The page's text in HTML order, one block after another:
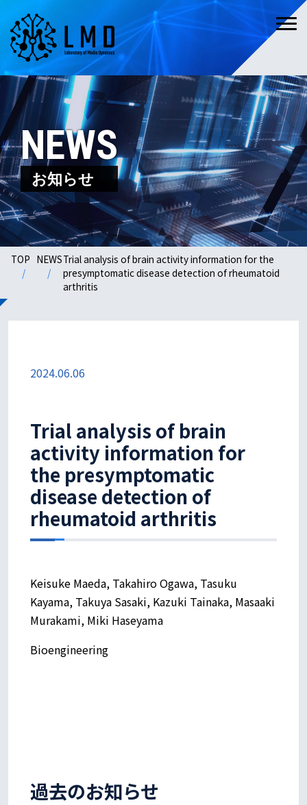
NEWS
お知らせ
TOP NEWSTrial analysis of brain activity information for the
presymptomatic disease detection of rheumatoid
arthritis
過去のお知らせ
2024.06.06
Trial analysis of brain
activity information for
the presymptomatic
disease detection of
rheumatoid arthritis
Keisuke Maeda, Takahiro Ogawa, Tasuku
Kayama, Takuya Sasaki, Kazuki Tainaka, Masaaki
Murakami, Miki Haseyama
Bioengineering